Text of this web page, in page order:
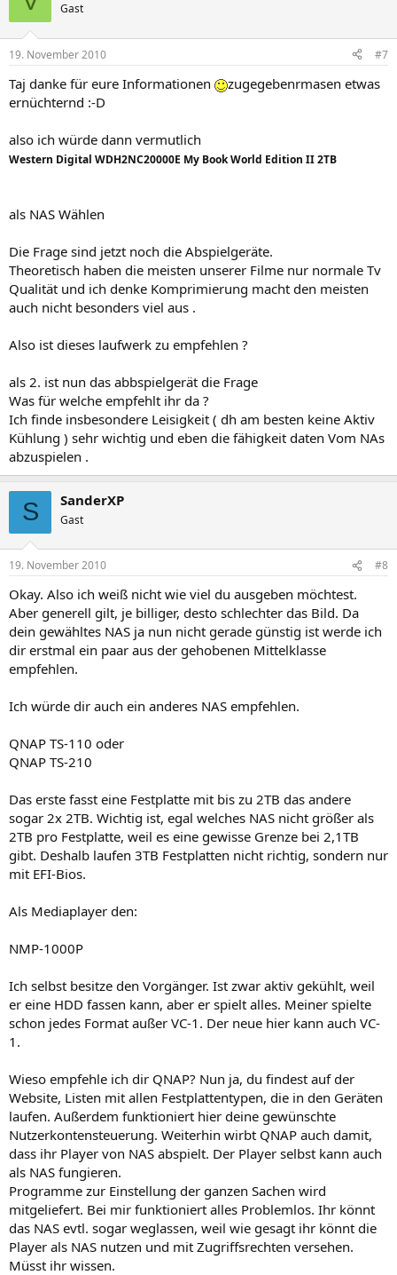
Gast
19. November 2010 #7
Taj danke für eure Informationen
zugegebenrmasen etwas
ernüchternd :-D
also ich würde dann vermutlich
Western Digital WDH2NC20000E My Book World Edition II 2TB
als NAS Wählen
Die Frage sind jetzt noch die Abspielgeräte.
Theoretisch haben die meisten unserer Filme nur normale Tv
Qualität und ich denke Komprimierung macht den meisten
auch nicht besonders viel aus .
Also ist dieses laufwerk zu empfehlen ?
als 2. ist nun das abbspielgerät die Frage
Was für welche empfehlt ihr da ?
Ich finde insbesondere Leisigkeit ( dh am besten keine Aktiv
Kühlung ) sehr wichtig und eben die fähigkeit daten Vom NAs
abzuspielen .
S SanderXP
Gast
19. November 2010 #8
Okay. Also ich weiß nicht wie viel du ausgeben möchtest.
Aber generell gilt, je billiger, desto schlechter das Bild. Da
dein gewähltes NAS ja nun nicht gerade günstig ist werde ich
dir erstmal ein paar aus der gehobenen Mittelklasse
empfehlen.
Ich würde dir auch ein anderes NAS empfehlen.
QNAP TS-110 oder
QNAP TS-210
Das erste fasst eine Festplatte mit bis zu 2TB das andere
sogar 2x 2TB. Wichtig ist, egal welches NAS nicht größer als
2TB pro Festplatte, weil es eine gewisse Grenze bei 2,1TB
gibt. Deshalb laufen 3TB Festplatten nicht richtig, sondern nur
mit EFI-Bios.
Als Mediaplayer den:
NMP-1000P
Ich selbst besitze den Vorgänger. Ist zwar aktiv gekühlt, weil
er eine HDD fassen kann, aber er spielt alles. Meiner spielte
schon jedes Format außer VC-1. Der neue hier kann auch VC-
1.
Wieso empfehle ich dir QNAP? Nun ja, du findest auf der
Website, Listen mit allen Festplattentypen, die in den Geräten
laufen. Außerdem funktioniert hier deine gewünschte
Nutzerkontensteuerung. Weiterhin wirbt QNAP auch damit,
dass ihr Player von NAS abspielt. Der Player selbst kann auch
als NAS fungieren.
Programme zur Einstellung der ganzen Sachen wird
mitgeliefert. Bei mir funktioniert alles Problemlos. Ihr könnt
das NAS evtl. sogar weglassen, weil wie gesagt ihr könnt die
Player als NAS nutzen und mit Zugriffsrechten versehen.
Müsst ihr wissen.